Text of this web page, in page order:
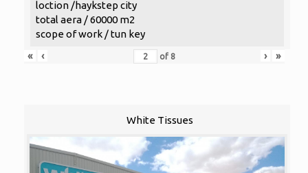
loction /haykstep city
total aera / 60000 m2
scope of work / tun key
«
‹ of 8 › »
White Tissues